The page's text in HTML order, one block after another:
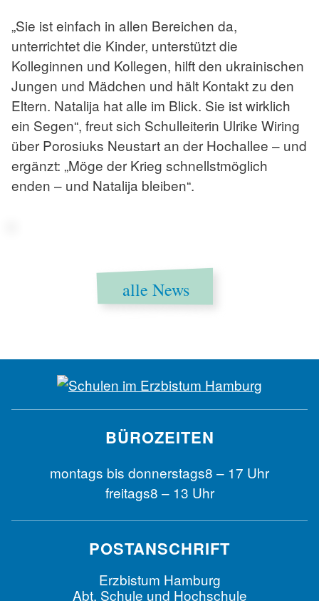
„Sie ist einfach in allen Bereichen da,
unterrichtet die Kinder, unterstützt die
Kolleginnen und Kollegen, hilft den ukrainischen
Jungen und Mädchen und hält Kontakt zu den
Eltern. Natalija hat alle im Blick. Sie ist wirklich
ein Segen“, freut sich Schulleiterin Ulrike Wiring
über Porosiuks Neustart an der Hochallee – und
ergänzt: „Möge der Krieg schnellstmöglich
enden – und Natalija bleiben“.
alle News
BÜROZEITEN
montags bis donnerstags8 – 17 Uhr
freitags8 – 13 Uhr
POSTANSCHRIFT
Erzbistum Hamburg
Abt. Schule und Hochschule